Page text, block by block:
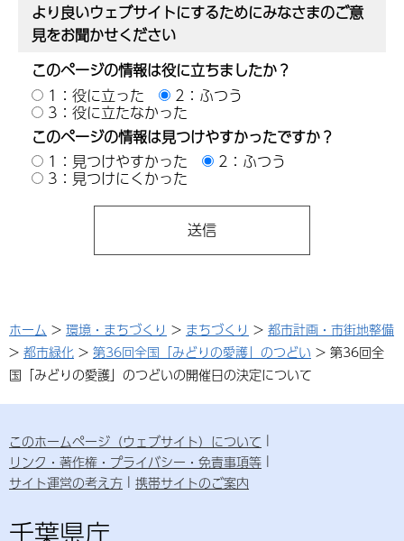
より良いウェブサイトにするためにみなさまのご意
見をお聞かせください
このページの情報は役に立ちましたか？
1：役に立った
2：ふつう
3：役に立たなかった
このページの情報は見つけやすかったですか？
1：見つけやすかった
2：ふつう
3：見つけにくかった
ホーム > 環境・まちづくり > まちづくり > 都市計画・市街地整備
> 都市緑化 > 第36回全国「みどりの愛護」のつどい > 第36回全
国「みどりの愛護」のつどいの開催日の決定について
このホームページ（ウェブサイト）について
リンク・著作権・プライバシー・免責事項等
サイト運営の考え方
携帯サイトのご案内